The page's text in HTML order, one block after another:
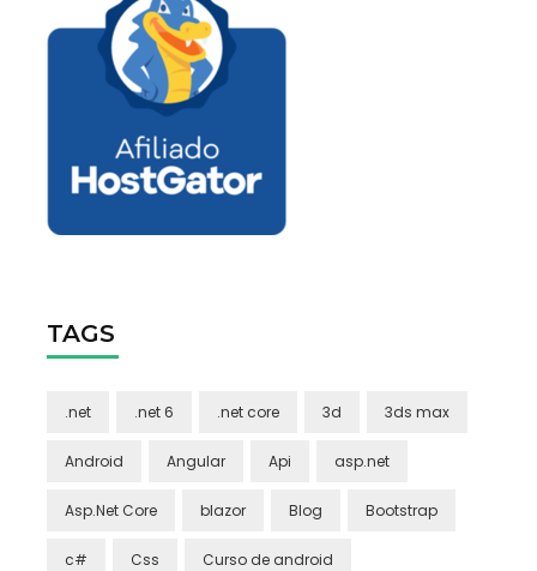
TAGS
.net .net 6 .net core 3d 3ds max
Android Angular Api asp.net
Asp.Net Core blazor Blog Bootstrap
c# Css Curso de android